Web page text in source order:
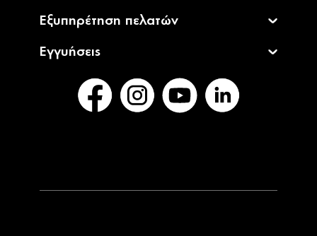
Εξυπηρέτηση πελατών
Εγγυήσεις